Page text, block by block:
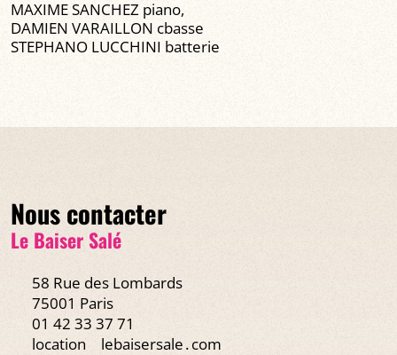
MAXIME SANCHEZ piano,
DAMIEN VARAILLON cbasse
STEPHANO LUCCHINI batterie
Nous contacter
Le Baiser Salé
58 Rue des Lombards
75001 Paris
01 42 33 37 71
location
lebaisersale․com